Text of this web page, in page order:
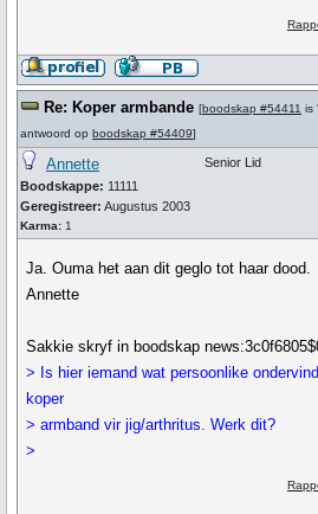
Re: Koper armbande [boodskap #54411 is
antwoord op boodskap #54409]
Annette
Boodskappe: 11111
Geregistreer: Augustus 2003
Karma: 1
Senior Lid
Ja. Ouma het aan dit geglo tot haar dood.
Annette
Sakkie skryf in boodskap
> Is hier iemand wat persoonlike
koper
> armband vir jig/arthritus. Werk dit?
>